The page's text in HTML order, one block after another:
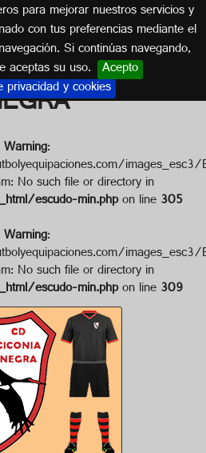
para mejorar nuestros servicios y
con tus preferencias mediante el
Si continúas navegando,
aceptas su uso. Acepto
privacidad y cookiesCICONIA
Warning:
No such file or directory in
escudo-min.phpon line305
Warning:
No such file or directory in
escudo-min.phpon line309